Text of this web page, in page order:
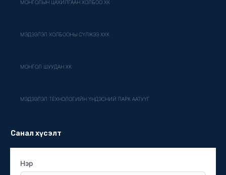
МОНГОЛЫН ЦАХИЛГААН ХОЛБОО ХК
МЭДЭЭЛЭЛ ХОЛБООНЫ СҮЛЖЭЭ ХХК
МОНГОЛ ШУУДАН ХК
МЭДЭЭЛЭЛ ТЕХНОЛОГИЙН ҮНДЭСНИЙ ПАРК ААТУҮГ
Санал хүсэлт
Нэр